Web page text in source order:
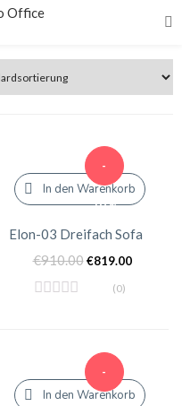
-
10%
In den Warenkorb
Elon-03 Dreifach Sofa
€910.00 €819.00
(0)
-
In den Warenkorb